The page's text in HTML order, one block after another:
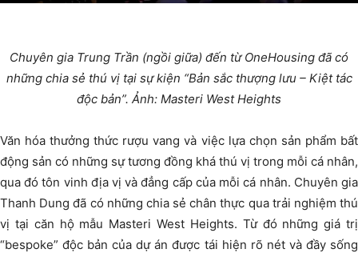
Chuyên gia Trung Trần (ngồi giữa) đến từ OneHousing đã có
những chia sẻ thú vị tại sự kiện “Bản sắc thượng lưu – Kiệt tác
độc bản”. Ảnh: Masteri West Heights
Văn hóa thưởng thức rượu vang và việc lựa chọn sản phẩm bất
động sản có những sự tương đồng khá thú vị trong mỗi cá nhân,
qua đó tôn vinh địa vị và đẳng cấp của mỗi cá nhân. Chuyên gia
Thanh Dung đã có những chia sẻ chân thực qua trải nghiệm thú
vị tại căn hộ mẫu Masteri West Heights. Từ đó những giá trị
“bespoke” độc bản của dự án được tái hiện rõ nét và đầy sống